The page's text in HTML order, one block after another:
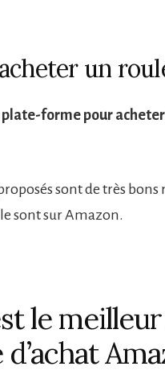
un
plate-forme pour
sont de très
sont sur Amazon.
le